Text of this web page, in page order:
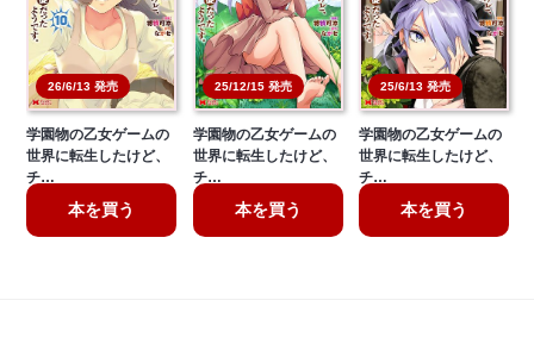
26/6/13 発売
学園物の乙女ゲームの
世界に転生したけど、
チ…
本を買う
25/12/15 発売
学園物の乙女ゲームの
世界に転生したけど、
チ…
本を買う
25/6/13 発売
学園物の乙女ゲームの
世界に転生したけど、
チ…
本を買う